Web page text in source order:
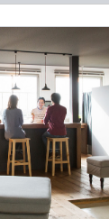
度（昇給率
10万～100万
評価
会
通費全額支
業代（月10
超過分は追加
、金額を決定
です。頑張り
年・28歳
年・30歳